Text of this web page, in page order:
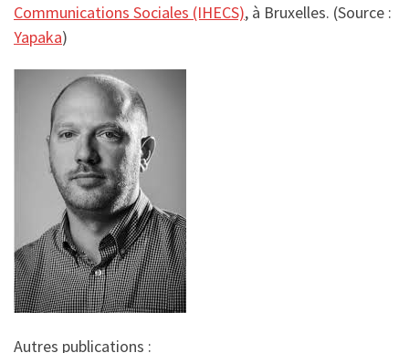
Communications Sociales (IHECS), à Bruxelles. (Source :
Yapaka)
Autres publications :